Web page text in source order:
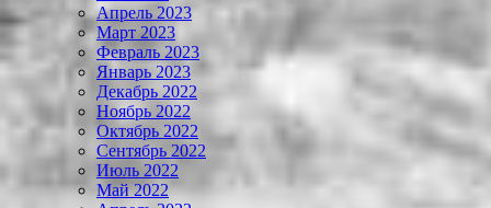
Апрель 2023
Март 2023
Февраль 2023
Январь 2023
Декабрь 2022
Ноябрь 2022
Октябрь 2022
Сентябрь 2022
Июль 2022
Май 2022